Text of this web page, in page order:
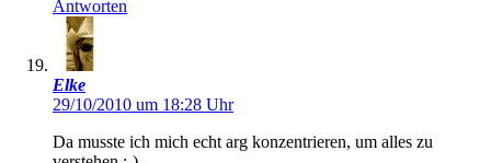
Antworten
Elke
29/10/2010 um 18:28 Uhr
Da musste ich mich echt arg konzentrieren, um alles zu